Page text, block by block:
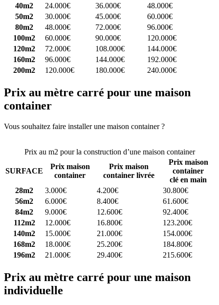
40m2
24.000€ 36.000€
48.000€
50m2
30.000€ 45.000€
60.000€
80m2
48.000€ 72.000€
96.000€
100m2
60.000€ 90.000€
120.000€
120m2
72.000€ 108.000€
144.000€
160m2
96.000€ 144.000€
192.000€
200m2
120.000€ 180.000€ 240.000€
Prix au mètre carré pour une maison
container
Vous souhaitez faire installer une maison container ?
Prix au m2 pour la construction d’une maison container
SURFACE
Prix maison
container
Prix maison
container livrée
Prix maison
container
clé en main
28m2
3.000€ 4.200€
30.800€
56m2
6.000€ 8.400€
61.600€
84m2
9.000€ 12.600€
92.400€
112m2
12.000€ 16.800€
123.200€
140m2
15.000€ 21.000€
154.000€
168m2
18.000€ 25.200€
184.800€
196m2
21.000€ 29.400€ 215.600€
Prix au mètre carré pour une maison
individuelle